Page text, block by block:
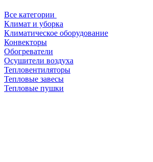
Все категории
Климат и уборка
Климатическое оборудование
Конвекторы
Обогреватели
Осушители воздуха
Тепловентиляторы
Тепловые завесы
Тепловые пушки